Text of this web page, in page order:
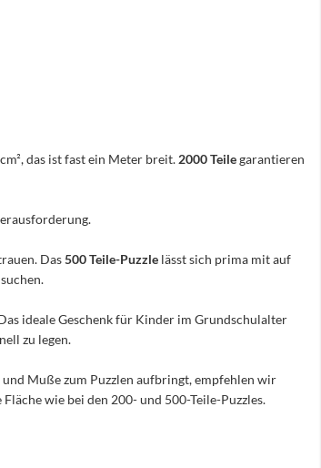
das ist fast ein Meter breit. 2000 Teilegarantieren
Das500 Teile-Puzzle lässt sich prima mit auf
ideale Geschenk für Kinder im Grundschulalter
zu legen.
Muße zum Puzzlen aufbringt, empfehlen wir
wie bei den 200- und 500-Teile-Puzzles.